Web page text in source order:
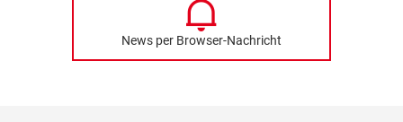
News per Browser-Nachricht